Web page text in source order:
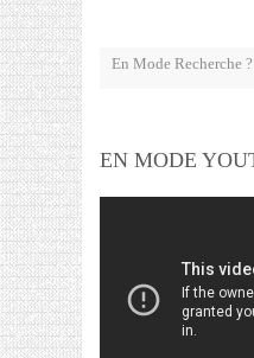
EN MODE